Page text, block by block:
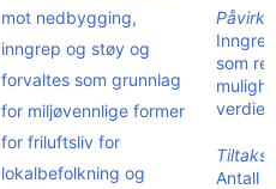
mot nedbygging,
inngrep og støy og
forvaltes som grunnlag
for miljøvennlige former
for friluftsliv for
lokalbefolkning og
som
Antall